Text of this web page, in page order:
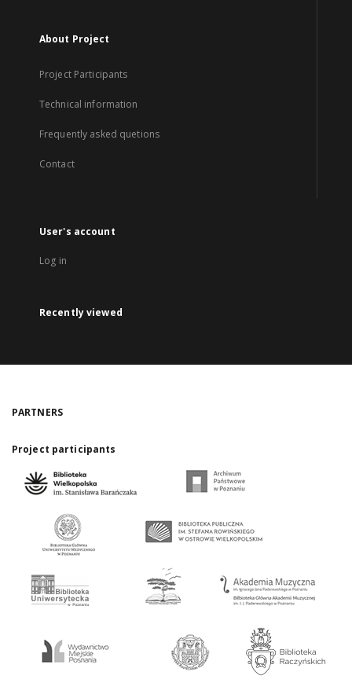
About Project
Project Participants
Technical information
Frequently asked quetions
Contact
User's account
Log in
Recently viewed
PARTNERS
Project participants